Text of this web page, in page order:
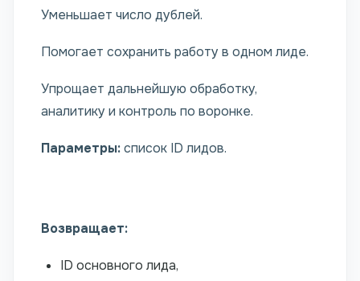
Уменьшает число дублей.
Помогает сохранить работу в одном лиде.
Упрощает дальнейшую обработку,
аналитику и контроль по воронке.
Параметры:список ID лидов.
Возвращает:
ID основного лида,